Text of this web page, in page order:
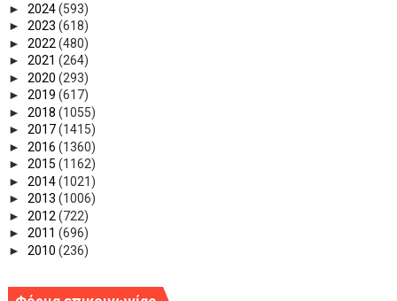
► 2024(593)
► 2023 (618)
► 2022 (480)
► 2021 (264)
► 2020 (293)
► 2019 (617)
► 2018 (1055)
► 2017(1415)
► 2016 (1360)
► 2015 (1162)
► 2014(1021)
► 2013 (1006)
► 2012 (722)
► 2011 (696)
► 2010 (236)